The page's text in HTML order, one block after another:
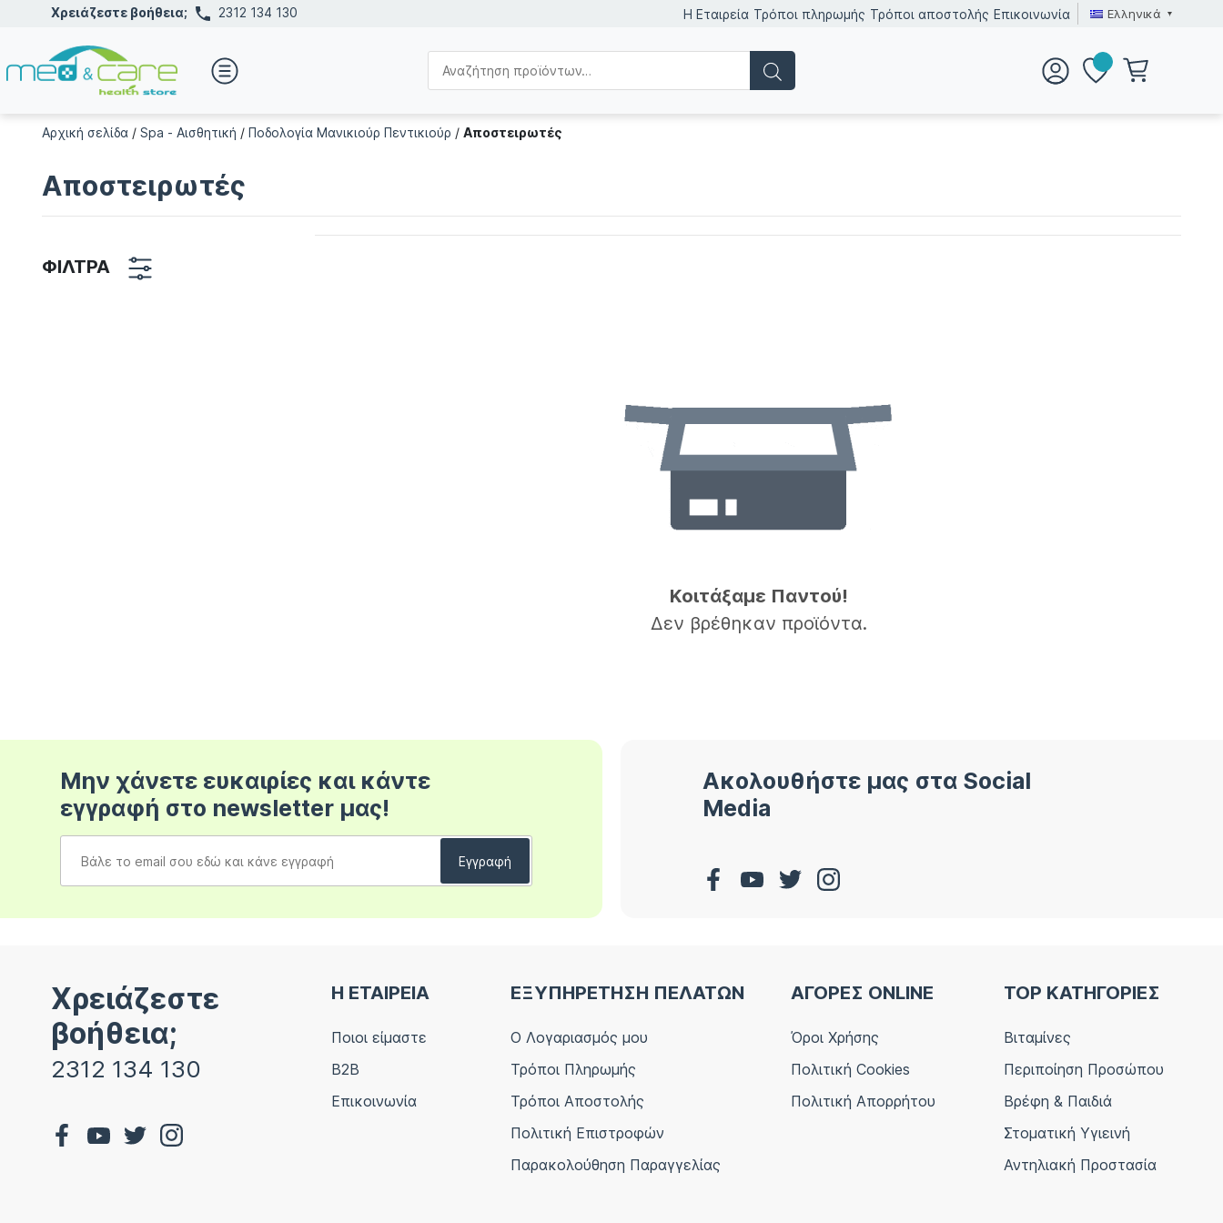
Χρειάζεστε βοήθεια; 2312 134 130 Η Εταιρεία Τρόποι πληρωμής Τρόποι αποστολής Επικοινωνία Ελληνικά
Αρχική σελίδα/ Spa - Αισθητική / Ποδολογία Μανικιούρ Πεντικιούρ / Αποστειρωτές
Αποστειρωτές
ΦΙΛΤΡΑ
Κοιτάξαμε Παντού!
Δεν βρέθηκαν προϊόντα.
Μην χάνετε ευκαιρίες και κάντε
εγγραφή στο newsletter μας!
Ακολουθήστε μας στα Social
Media
Χρειάζεστε
βοήθεια;
2312 134 130
Η ΕΤΑΙΡΕΙΑ
Ποιοι είμαστε
B2B
Επικοινωνία
ΕΞΥΠΗΡΕΤΗΣΗ ΠΕΛΑΤΩΝ
Ο Λογαριασμός μου
Τρόποι Πληρωμής
Τρόποι Αποστολής
Πολιτική Επιστροφών
Παρακολούθηση Παραγγελίας
ΑΓΟΡΕΣ ONLINE
Όροι Χρήσης
Πολιτική Cookies
Πολιτική Απορρήτου
TOP ΚΑΤΗΓΟΡΙΕΣ
Βιταμίνες
Περιποίηση Προσώπου
Βρέφη & Παιδιά
Στοματική Υγιεινή
Αντηλιακή Προστασία